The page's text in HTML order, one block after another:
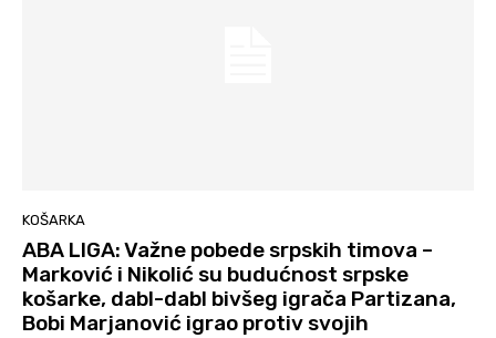
KOŠARKA
ABA LIGA: Važne pobede srpskih timova –
Marković i Nikolić su budućnost srpske
košarke, dabl-dabl bivšeg igrača Partizana,
Bobi Marjanović igrao protiv svojih